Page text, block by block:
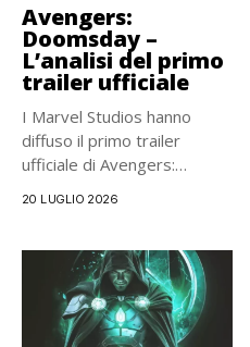
Avengers:
Doomsday –
L’analisi del primo
trailer ufficiale
I Marvel Studios hanno
diffuso il primo trailer
ufficiale di Avengers:
20 LUGLIO 2026